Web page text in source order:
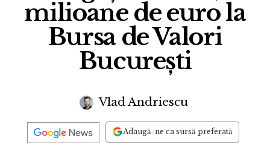
milioane de euro la
Bursa de Valori
București
Vlad Andriescu
Adaugă-ne ca sursă preferată